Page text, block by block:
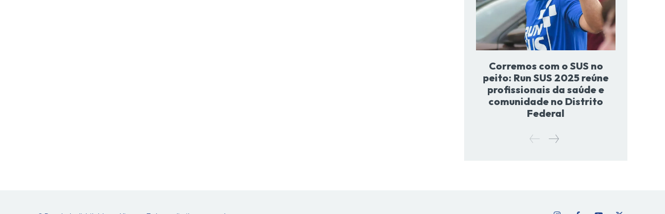
Corremos com o SUS no
peito: Run SUS 2025 reúne
profissionais da saúde e
comunidade no Distrito
Federal